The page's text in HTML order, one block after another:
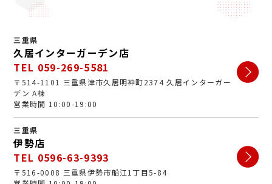
三重県
久居インターガーデン店
TEL 059-269-5581
〒514-1101 三重県津市久居明神町2374 久居インターガー
デン A棟
営業時間 10:00-19:00
三重県
伊勢店
TEL 0596-63-9393
〒516-0008 三重県伊勢市船江1丁目5-84